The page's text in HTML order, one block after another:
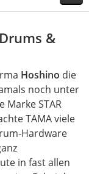
&
Hoshino die
noch unter
Marke STAR
TAMA viele
Hardware
in fast allen